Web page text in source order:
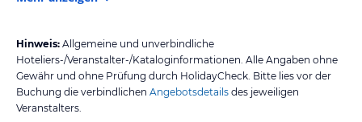
Hinweis: Allgemeine und unverbindliche
Hoteliers-/Veranstalter-/Kataloginformationen. Alle Angaben ohne
Gewähr und ohne Prüfung durch HolidayCheck. Bitte lies vor der
Buchung die verbindlichen Angebotsdetails des jeweiligen
Veranstalters.